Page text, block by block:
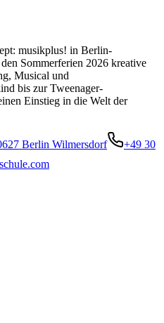
musikplus! in Berlin-
Sommerferien 2026 kreative
Musical und
bis zur Tweenager-
Einstieg in die Welt der
Berlin Wilmersdorf
+49 30